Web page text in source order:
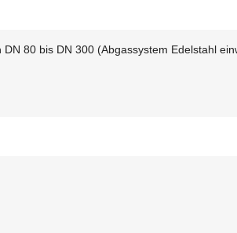
DN 80 bis DN 300 (Abgassystem Edelstahl